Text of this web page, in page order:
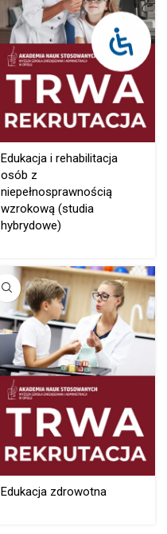
Edukacja i rehabilitacja
osób z
niepełnosprawnością
wzrokową (studia
hybrydowe)
Edukacja zdrowotna